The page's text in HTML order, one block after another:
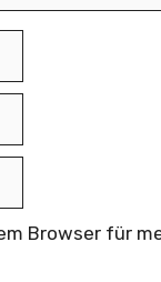
Browser für